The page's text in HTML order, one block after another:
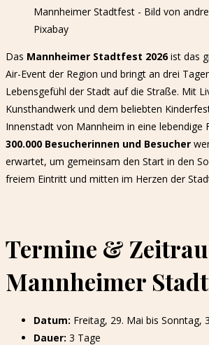
Mannheimer Stadtfest - Bild von
Pixabay
Das Mannheimer Stadtfest 2026ist das
Air-Event der Region und bringt an drei
Lebensgefühl der Stadt auf die Straße. Mit
Kunsthandwerk und dem beliebten
Innenstadt von Mannheim in eine lebendige
300.000 Besucherinnen und Besucher
erwartet, um gemeinsam den Start in den
freiem Eintritt und mitten im Herzen der
Termine &
Mannheimer
Datum: Freitag, 29. Mai bis Sonntag,
Dauer: 3 Tage